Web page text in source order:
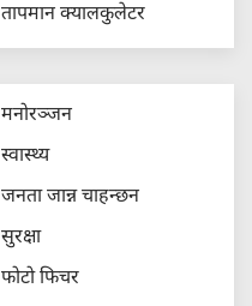
तापमान क्यालकुलेटर
मनोरञ्जन
स्वास्थ्य
जनता जान्न चाहन्छन
सुरक्षा
फोटो फिचर